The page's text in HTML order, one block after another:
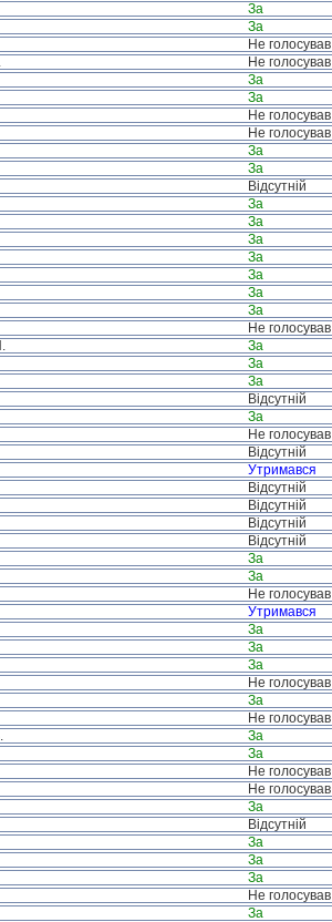
За
За
Не голосував
Не голосував
За
За
Не голосував
Не голосував
За
За
Відсутній
За
За
За
За
За
За
За
Не голосував
За
За
За
Відсутній
За
Не голосував
Відсутній
Утримався
Відсутній
Відсутній
Відсутній
Відсутній
За
За
Не голосував
Утримався
За
За
За
Не голосував
За
Не голосував
За
За
Не голосував
Не голосував
За
Відсутній
За
За
За
Не голосував
За